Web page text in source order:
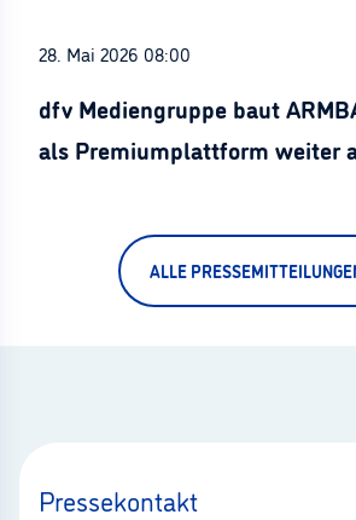
28. Mai 2026 08:00
dfv Mediengruppe baut
als Premiumplattform weiter
ALLE
Pressekontakt